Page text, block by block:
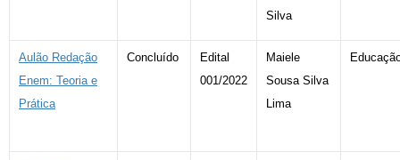
Silva
Aulão Redação
Enem: Teoria e
Prática
Concluído
Edital
001/2022
Maiele
Sousa Silva
Lima